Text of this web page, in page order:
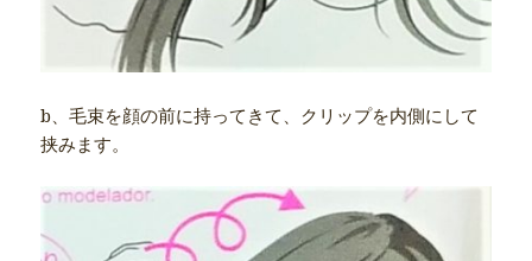
b、毛束を顔の前に持ってきて、クリップを内側にして
挟みます。